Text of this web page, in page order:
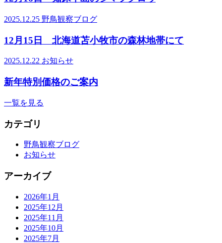
2025.12.25 野鳥観察ブログ
12月15日 北海道苫小牧市の森林地帯にて
2025.12.22 お知らせ
新年特別価格のご案内
一覧を見る
カテゴリ
野鳥観察ブログ
お知らせ
アーカイブ
2026年1月
2025年12月
2025年11月
2025年10月
2025年7月